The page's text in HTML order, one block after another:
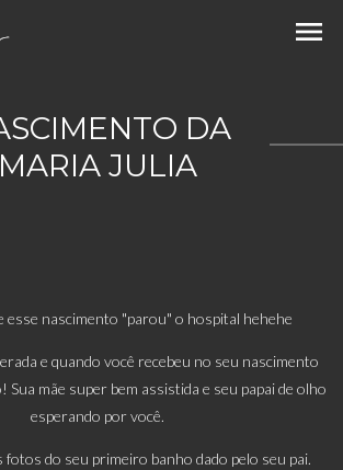
menu
DA
MARIA JULIA
esse nascimento "parou" o hospital hehehe
e quando você recebeu no seu nascimento
Sua mãe super bem assistida e seu papai de olho
esperando por você.
fotos do seu primeiro banho dado pelo seu pai.